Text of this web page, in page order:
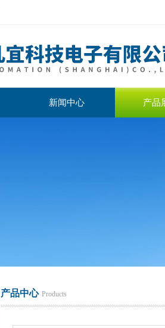
新闻中心 产品
产品中心 Products